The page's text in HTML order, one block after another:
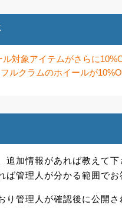
対象アイテムがさらに
ルクラムのホイールが
追加情報があれば教えて下
ば管理人が分かる範囲でお
り管理人が確認後に公開さ